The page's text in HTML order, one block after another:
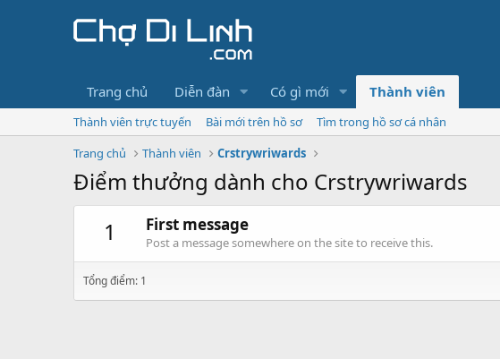
Trang chủ Diễn đàn Có gì mới Thành viên
Thành viên trực tuyến Bài mới trên hồ sơ
Tìm trong hồ sơ cá nhân
Trang chủ
Thành viên Crstrywriwards
Điểm thưởng dành cho Crstrywriwards
1
First message
Post a message somewhere on the site to receive this.
Tổng điểm: 1